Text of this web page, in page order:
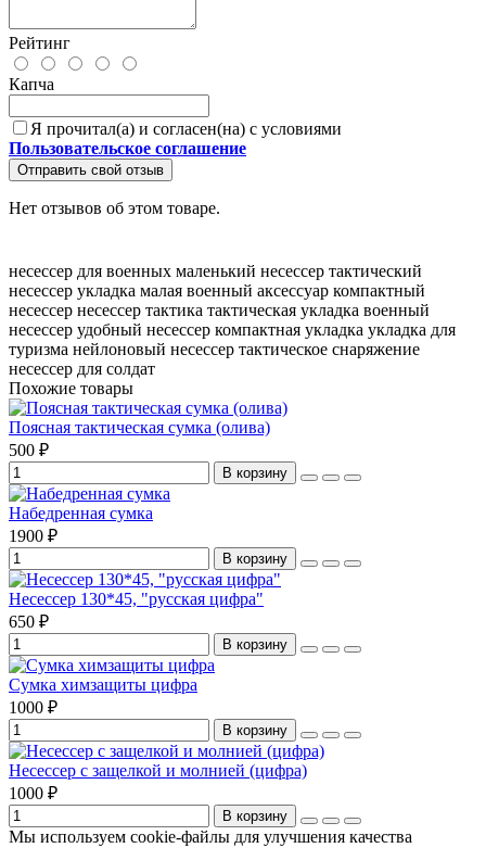
Рейтинг
Капча
Я прочитал(а) и согласен(на) с условиями
Пользовательское соглашение
Отправить свой отзыв
Нет отзывов об этом товаре.
несессер для военных маленький несессер тактический
несессер укладка малая военный аксессуар компактный
несессер несессер тактика тактическая укладка военный
несессер удобный несессер компактная укладка укладка для
туризма нейлоновый несессер тактическое снаряжение
несессер для солдат
Похожие товары
Поясная тактическая сумка (олива)
500 ₽
В корзину
Набедренная сумка
1900 ₽
В корзину
Несессер 130*45, "русская цифра"
650 ₽
В корзину
Сумка химзащиты цифра
1000 ₽
В корзину
Несессер с защелкой и молнией (цифра)
1000 ₽
В корзину
Мы используем cookie-файлы для улучшения качества